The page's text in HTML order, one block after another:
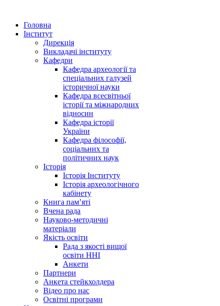
Головна
Інститут
Дирекція
Викладачі інституту
Кафедри
Кафедра археології та
спеціальних галузей
історичної науки
Кафедра всесвітньої
історії та міжнародних
відносин
Кафедра історії
України
Кафедра філософії,
соціальних та
політичних наук
Історія
Історія Інституту
Історія археологічного
кабінету
Книга памʼяті
Вчена рада
Науково-методичні
матеріали
Якість освіти
Рада з якості вищої
освіти ННІ
Анкети
Партнери
Анкета стейкхолдера
Відео про нас
Освітні програми